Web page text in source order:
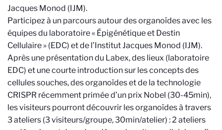
Jacques Monod (IJM).
Participez à un parcours autour des organoïdes avec les
équipes du laboratoire « Épigénétique et Destin
Cellulaire » (EDC) et de l’Institut Jacques Monod (IJM).
Après une présentation du Labex, des lieux (laboratoire
EDC) et une courte introduction sur les concepts des
cellules souches, des organoïdes et de la technologie
CRISPR récemment primée d’un prix Nobel (30-45min),
les visiteurs pourront découvrir les organoïdes à travers
3 ateliers (3 visiteurs/groupe, 30min/atelier) : 2 ateliers